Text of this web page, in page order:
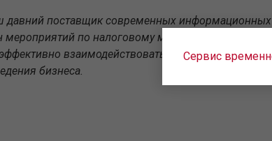
давний поставщик современных
мероприятий по налоговому мониторингу,
взаимодействовать с налоговыми
бизнеса.
Сервис